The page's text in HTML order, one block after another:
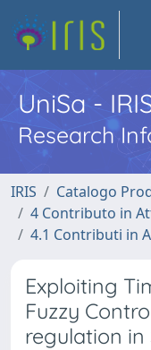
UniSa -
Research
IRIS
Catalogo
4 Contributo in
4.1 Contributi in
Exploiting
Fuzzy
regulation in